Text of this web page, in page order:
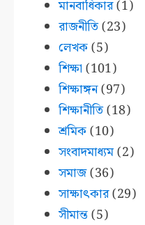
মানবাধিকার(1)
রাজনীতি(23)
লেখক(5)
শিক্ষা (101)
শিক্ষাঙ্গন(97)
শিক্ষানীতি(18)
শ্রমিক(10)
সংবাদমাধ্যম(2)
সমাজ(36)
সাক্ষাৎকার(29)
সীমান্ত(5)